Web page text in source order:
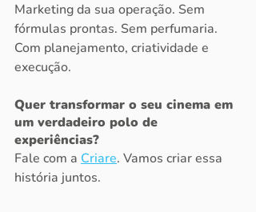
Marketing da sua operação. Sem
fórmulas prontas. Sem perfumaria.
Com planejamento, criatividade e
execução.
Quer transformar o seu cinema em
um verdadeiro polo de
experiências?
Fale com a Criare. Vamos criar essa
história juntos.